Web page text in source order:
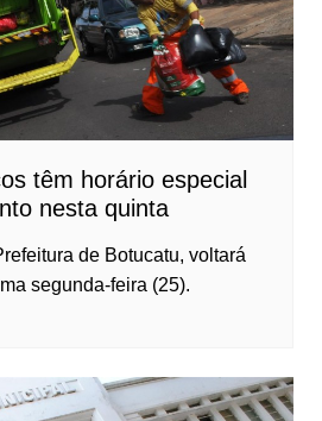
têm horário especial
nesta quinta
de Botucatu, voltará
segunda-feira (25).